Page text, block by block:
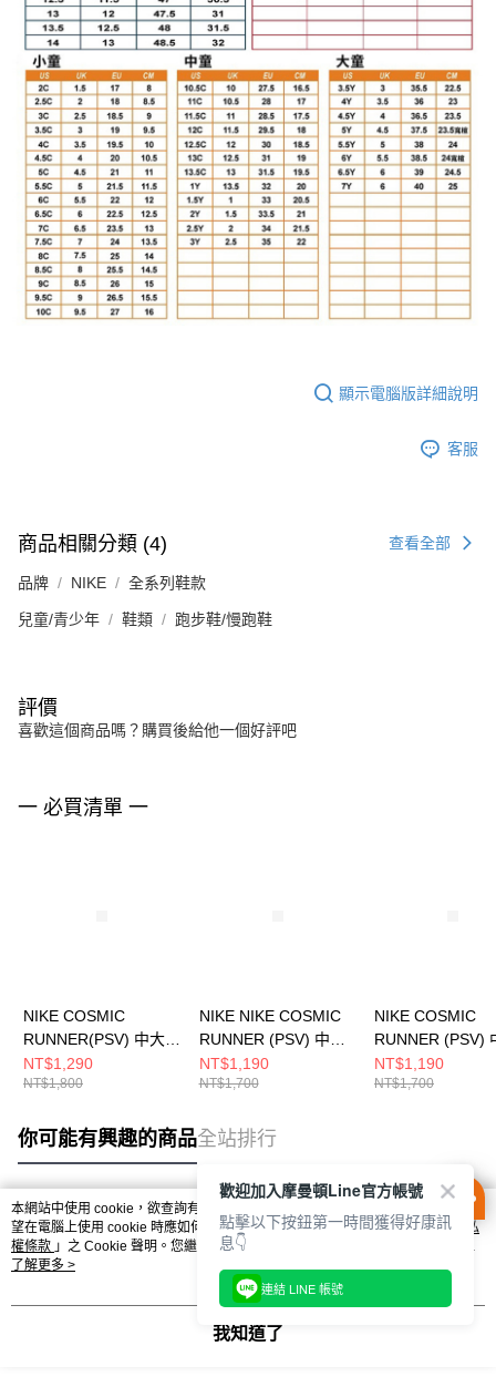
顯示電腦版詳細說明
客服
商品相關分類 (4) 查看全部
品牌 NIKE 全系列鞋款
兒童/青少年 鞋類 跑步鞋/慢跑鞋
評價
喜歡這個商品嗎？購買後給他一個好評吧
一 必買清單 一
NIKE COSMIC
RUNNER(PSV) 中大童
跑步鞋 IQ1141161
NT$1,290
NT$1,800
NIKE NIKE COSMIC
RUNNER (PSV) 中大
童 跑步鞋 HM4400102
NT$1,190
NT$1,700
NIKE COSMIC
RUNNER (PSV)
童 跑步鞋
NT$1,190
NT$1,700
你可能有興趣的商品全站排行
熱門標籤
本網站中使用 cookie，欲查詢有關本網站使用 cookie 方式之詳情，及若您不希
望在電腦上使用 cookie 時應如何變更電腦的 cookie 設定，請參閱本網站「
隱私
權條款 」之 Cookie 聲明。您繼續使用本網站即表示您同意本公司得按本網站使
用條款之 Cookie 聲明使用 cookie。
了解更多 >
我知道了
歡迎加入摩曼頓Line官方帳號
點擊以下按鈕第一時間獲得好康訊
息👇
連結 LINE 帳號